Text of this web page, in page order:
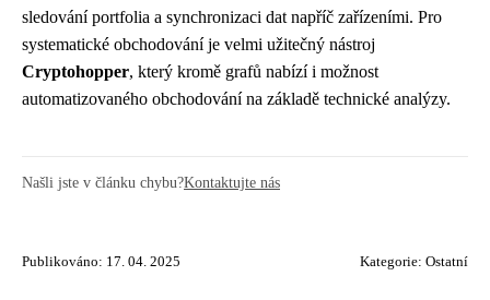
sledování portfolia a synchronizaci dat napříč zařízeními. Pro
systematické obchodování je velmi užitečný nástroj
Cryptohopper, který kromě grafů nabízí i možnost
automatizovaného obchodování na základě technické analýzy.
Našli jste v článku chybu?Kontaktujte nás
Publikováno: 17. 04. 2025 Kategorie: Ostatní